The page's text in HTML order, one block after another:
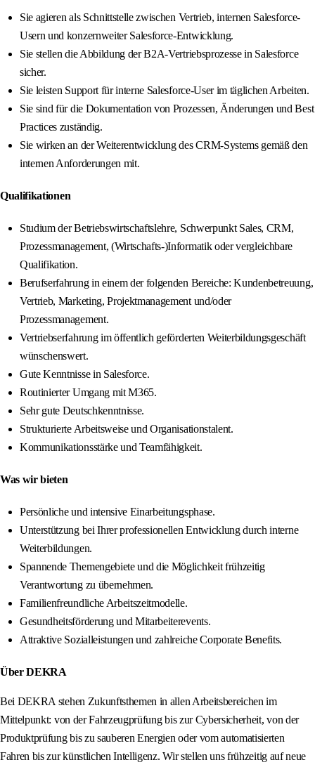
Sie agieren als Schnittstelle zwischen Vertrieb, internen Salesforce-
Usern und konzernweiter Salesforce-Entwicklung.
Sie stellen die Abbildung der B2A-Vertriebsprozesse in Salesforce
sicher.
Sie leisten Support für interne Salesforce-User im täglichen Arbeiten.
Sie sind für die Dokumentation von Prozessen, Änderungen und Best
Practices zuständig.
Sie wirken an der Weiterentwicklung des CRM-Systems gemäß den
internen Anforderungen mit.
Qualifikationen
Studium der Betriebswirtschaftslehre, Schwerpunkt Sales, CRM,
Prozessmanagement, (Wirtschafts-)Informatik oder vergleichbare
Qualifikation.
Berufserfahrung in einem der folgenden Bereiche: Kundenbetreuung,
Vertrieb, Marketing, Projektmanagement und/oder
Prozessmanagement.
Vertriebserfahrung im öffentlich geförderten Weiterbildungsgeschäft
wünschenswert.
Gute Kenntnisse in Salesforce.
Routinierter Umgang mit M365.
Sehr gute Deutschkenntnisse.
Strukturierte Arbeitsweise und Organisationstalent.
Kommunikationsstärke und Teamfähigkeit.
Was wir bieten
Persönliche und intensive Einarbeitungsphase.
Unterstützung bei Ihrer professionellen Entwicklung durch interne
Weiterbildungen.
Spannende Themengebiete und die Möglichkeit frühzeitig
Verantwortung zu übernehmen.
Familienfreundliche Arbeitszeitmodelle.
Gesundheitsförderung und Mitarbeiterevents.
Attraktive Sozialleistungen und zahlreiche Corporate Benefits.
Über DEKRA
Bei DEKRA stehen Zukunftsthemen in allen Arbeitsbereichen im
Mittelpunkt: von der Fahrzeugprüfung bis zur Cybersicherheit, von der
Produktprüfung bis zu sauberen Energien oder vom automatisierten
Fahren bis zur künstlichen Intelligenz. Wir stellen uns frühzeitig auf neue